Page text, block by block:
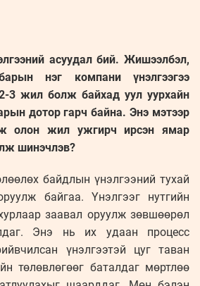
асуудал бий. Жишээлбэл,
нэг компани үнэлгээгээ
3 жил болж байхад уул уурхайн
дотор гарч байна. Энэ мэтээр
олон жил ужгирч ирсэн ямар
шинэчлэв?
байдлын үнэлгээний тухай
байгаа. Үнэлгээг нутгийн
заавал оруулж зөвшөөрөл
Энэ нь их удаан процесс
үнэлгээтэй цуг таван
төлөвлөгөөг баталдаг мөртлөө